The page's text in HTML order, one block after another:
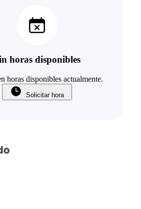
horas disponibles
horas disponibles actualmente.
Solicitar hora